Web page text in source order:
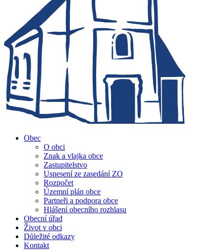
Obec
O obci
Znak a vlajka obce
Zastupitelstvo
Usnesení ze zasedání ZO
Rozpočet
Územní plán obce
Partneři a podpora obce
Hlášení obecního rozhlasu
Obecní úřad
Život v obci
Důležité odkazy
Kontakt